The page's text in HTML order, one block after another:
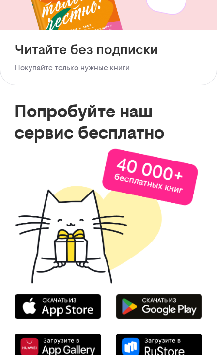
Читайте без подписки
Покупайте только нужные книги
Попробуйте наш
сервис бесплатно